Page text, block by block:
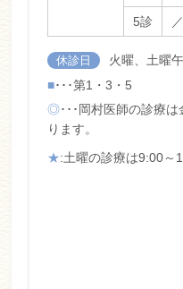
5診 ／
休診日
火曜、土曜
■･･･第1・3・5
◎･･･岡村医師の診療
ります。
★:土曜の診療は9:00～